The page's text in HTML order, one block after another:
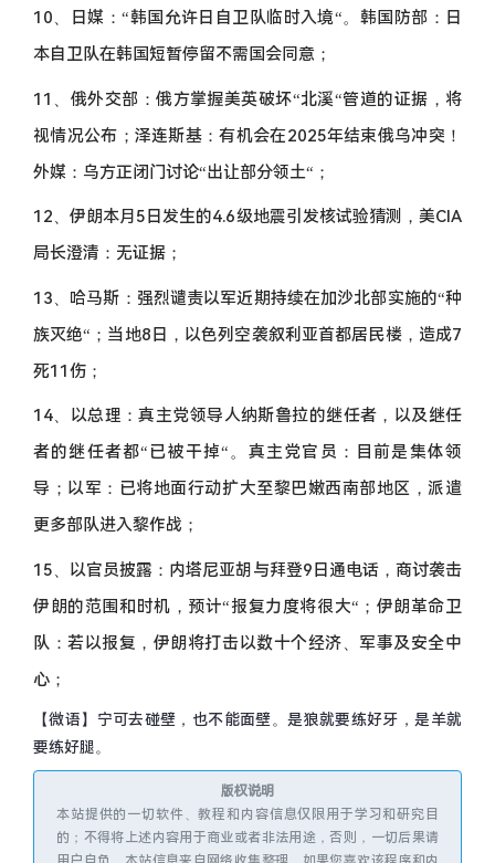
10、日媒：“韩国允许日自卫队临时入境“。韩国防部：日
本自卫队在韩国短暂停留不需国会同意；
11、俄外交部：俄方掌握美英破坏“北溪“管道的证据，将
视情况公布；泽连斯基：有机会在2025年结束俄乌冲突！
外媒：乌方正闭门讨论“出让部分领土“；
12、伊朗本月5日发生的4.6级地震引发核试验猜测，美CIA
局长澄清：无证据；
13、哈马斯：强烈谴责以军近期持续在加沙北部实施的“种
族灭绝“；当地8日，以色列空袭叙利亚首都居民楼，造成7
死11伤；
14、以总理：真主党领导人纳斯鲁拉的继任者，以及继任
者的继任者都“已被干掉“。真主党官员：目前是集体领
导；以军：已将地面行动扩大至黎巴嫩西南部地区，派遣
更多部队进入黎作战；
15、以官员披露：内塔尼亚胡与拜登9日通电话，商讨袭击
伊朗的范围和时机，预计“报复力度将很大“；伊朗革命卫
队：若以报复，伊朗将打击以数十个经济、军事及安全中
心；
【微语】宁可去碰壁，也不能面壁。是狼就要练好牙，是羊就
要练好腿。
版权说明
本站提供的一切软件、教程和内容信息仅限用于学习和研究目
的；不得将上述内容用于商业或者非法用途，否则，一切后果请